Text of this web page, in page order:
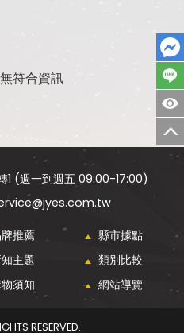
符合資訊
1 (週一到週五 09:00-17:00)
推薦
縣市據點
主題
類別比較
須知 網站導覽
RESERVED.